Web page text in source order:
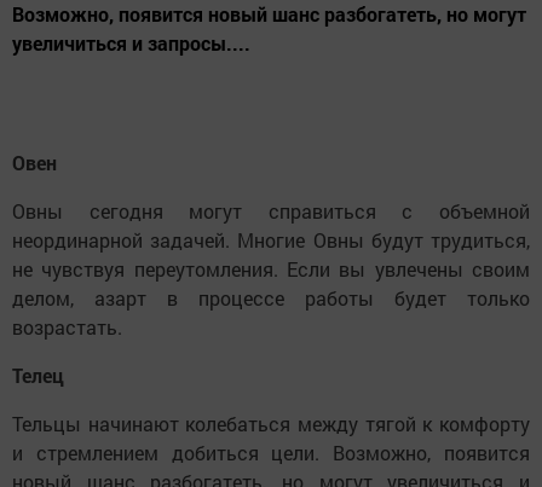
Возможно, появится новый шанс разбогатеть, но могут
увеличиться и запросы....
Овен
Овны сегодня могут справиться с объемной
неординарной задачей. Многие Овны будут трудиться,
не чувствуя переутомления. Если вы увлечены своим
делом, азарт в процессе работы будет только
возрастать.
Телец
Тельцы начинают колебаться между тягой к комфорту
и стремлением добиться цели. Возможно, появится